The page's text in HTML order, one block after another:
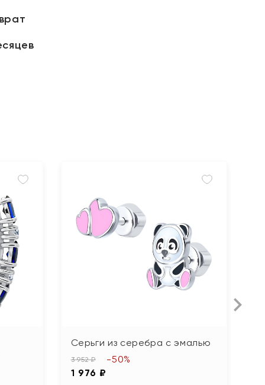
Серьги из серебра с эмалью
3 952 ₽
1 976 ₽
-50%